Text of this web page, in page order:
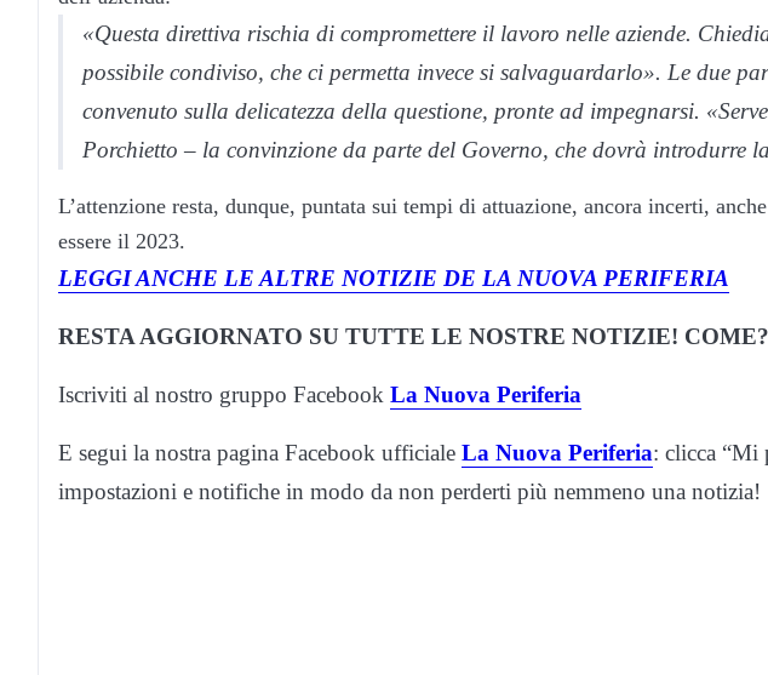
«Questa direttiva rischia di compromettere il lavoro nelle aziende.
possibile condiviso, che ci permetta invece si salvaguardarlo». Le due
convenuto sulla delicatezza della questione, pronte ad impegnarsi.
Porchietto – la convinzione da parte del Governo, che dovrà introdurre
L’attenzione resta, dunque, puntata sui tempi di attuazione, ancora incerti,
essere il 2023.
LEGGI ANCHE LE ALTRE NOTIZIE DE LA NUOVA PERIFERIA
RESTA AGGIORNATO SU TUTTE LE NOSTRE NOTIZIE! COME?
Iscriviti al nostro gruppo Facebook La Nuova Periferia
E segui la nostra pagina Facebook ufficiale La Nuova Periferia: clicca “Mi
impostazioni e notifiche in modo da non perderti più nemmeno una notizia!